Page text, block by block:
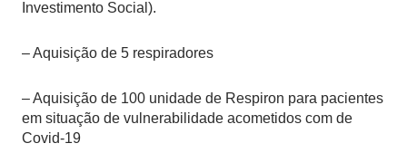
Investimento Social).
– Aquisição de 5 respiradores
– Aquisição de 100 unidade de Respiron para pacientes
em situação de vulnerabilidade acometidos com de
Covid-19